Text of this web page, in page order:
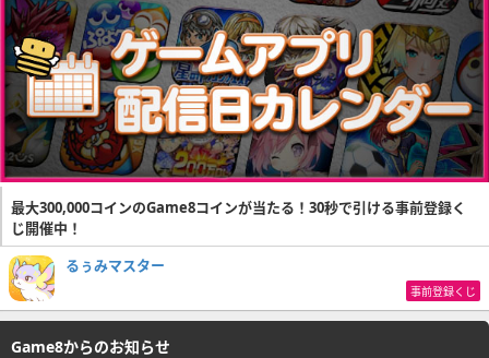
最大300,000コインのGame8コインが当たる！30秒で引ける事前登録く
じ開催中！
るぅみマスター
事前登録くじ
Game8からのお知らせ